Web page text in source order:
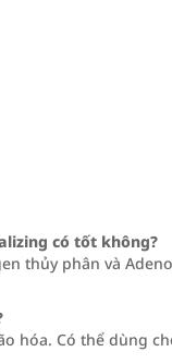
có tốt không?
thủy phân và
hóa. Có thể dùng